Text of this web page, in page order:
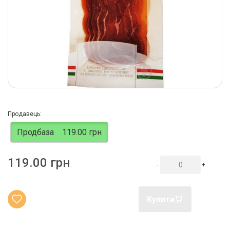
Продавець:
Продбаза 119.00 грн
119.00 грн - +